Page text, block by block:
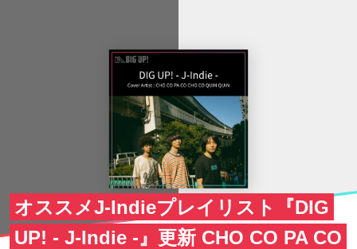
オススメJ-Indieプレイリスト『DIG
UP! - J-Indie -』更新 CHO CO PA CO